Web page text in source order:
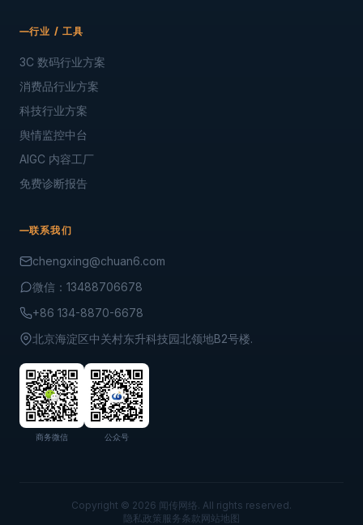
行业 / 工具
3C 数码行业方案
消费品行业方案
科技行业方案
舆情监控中台
AIGC 内容工厂
免费诊断报告
联系我们
chengxing@chuan6.com
微信：13488706678
+86 134-8870-6678
北京海淀区中关村东升科技园北领地B2号楼.
商务微信 公众号
Copyright © 2026 闻传网络. All rights reserved.
隐私政策 服务条款网站地图